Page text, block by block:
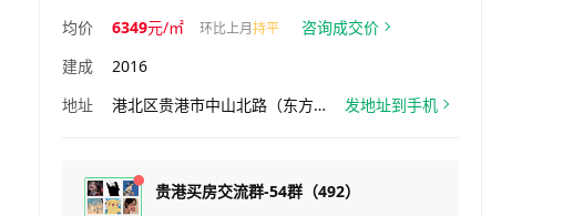
均价 6349元/㎡ 环比上月持平
咨询成交价
建成
2016
地址
港北区贵港市中山北路（东方巴黎北50米） 发地址到手机
贵港买房交流群-54群（492）